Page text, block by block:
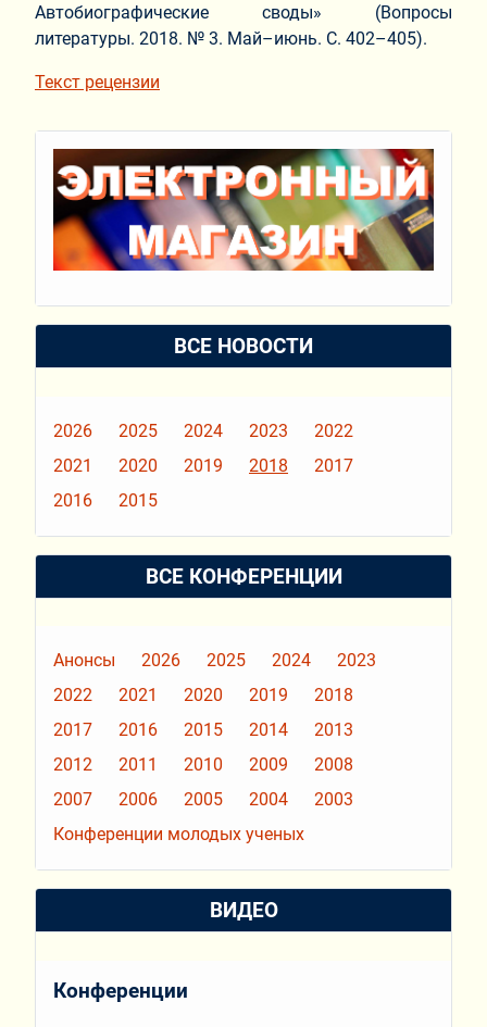
Автобиографические своды» (Вопросы
литературы. 2018. № 3. Май–июнь. С. 402–405).
Текст рецензии
ВСЕ НОВОСТИ
2026 2025 2024 2023
2022
2021
2020 2019 2018
2017
2016
2015
ВСЕ КОНФЕРЕНЦИИ
Анонсы 2026 2025 2024
2023
2022
2021 2020 2019
2018
2017
2016 2015 2014
2013
2012
2011 2010 2009
2008
2007
2006 2005 2004
2003
Конференции молодых ученых
ВИДЕО
Конференции